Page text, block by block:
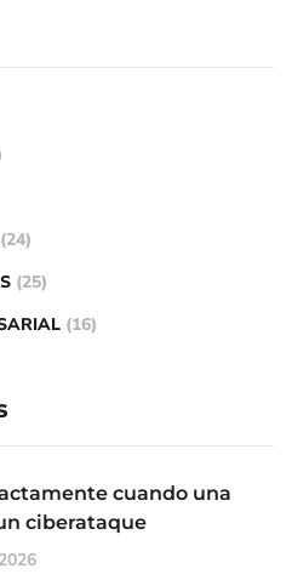
(24)
(25)
(16)
cuando una
ciberataque